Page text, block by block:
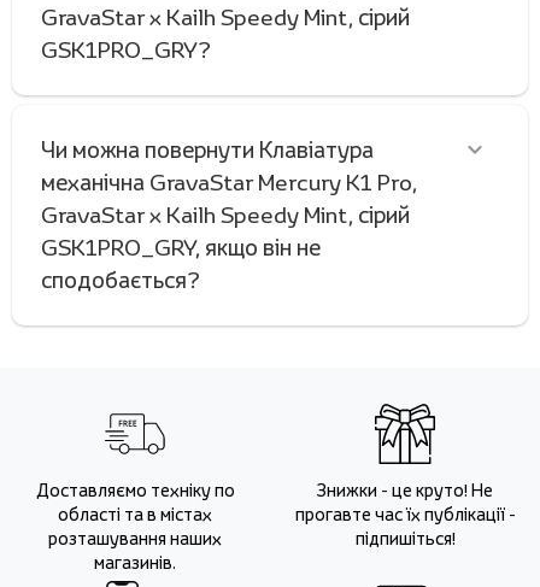
GravaStar x Kailh Speedy Mint, сірий
GSK1PRO_GRY?
Чи можна повернути Клавіатура
механічна GravaStar Mercury K1 Pro,
GravaStar x Kailh Speedy Mint, сірий
GSK1PRO_GRY, якщо він не
сподобається?
Доставляємо техніку по
області та в містах
розташування наших
магазинів.
Знижки - це круто! Не
прогавте час їх публікації -
підпишіться!